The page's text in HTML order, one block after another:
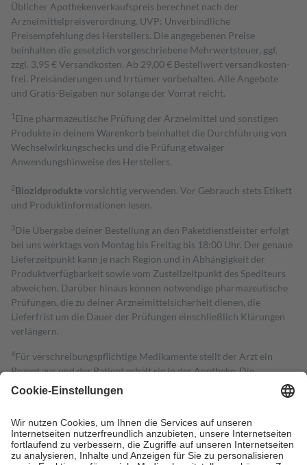
Üblicher Apothekenverkaufspreis berechnet nach der
Arzneimittelpreisverordnung. UVP: Unverbindliche
Preisempfehlung des Herstellers. Die angegebenen Preise
beinhalten die gesetzlich vorgeschriebene Mehrwertsteuer, ggf.
zzgl. 3,95 € Versandkosten. Ab 29,00 € Bestell­wert versand­kosten­
frei. Preisänderungen und Irrtümer vorbehalten. Alle Angebote
und Gratis-Beigaben nur solange der Vorrat reicht.
1 Eine pharmazeutische Prüfung der Arzneimittel und sonstigen
Produkte in deinem Warenkorb beinhaltet die Durchführung von
Wechselwirkungschecks und die Prüfung etwaiger
Anwendungshinweise des Herstellers.
2Biozidproduktevorsichtig verwenden. Vor Gebrauch stets Etikett
und Produktinformationen lesen.
3Die Übergabe deiner Bestellung an den Paketdienstleister erfolgt
bei uns werktags von Montag bis Freitag bis 18:00 Uhr. Der genaue
Lieferzeitpunkt kann je nach Region und in Abhängigkeit der
Produktverfügbarkeit sowie vom Zustellzeitpunkt des Spediteurs
abweichen. Darüber hinaus können notwendige pharmazeutische
Prüfungen, die zu deiner Arzneimittelsicherheit dienen, die
Lieferfrist um die Dauer der Prüfungen einschließlich Klärungen
verlängern.
4Für verschreibungspflichtige Medikamente stellt der Arzt ein
Rezept aus und der Patient erhält sie in der Apotheke. Die
gesetzliche Krankenversicherung übernimmt in der Regel die
Kosten dafür, der Versicherte trägt einen Teil davon als Zuzahlung
Grundsätzlich leisten Mitglieder Zuzahlungen in Höhe von zehn
Prozent des Abgabepreises,mindestens jedochfünf Euround
höchstens zehn Euro.Es sind jedoch nie mehr als die tatsächlichen